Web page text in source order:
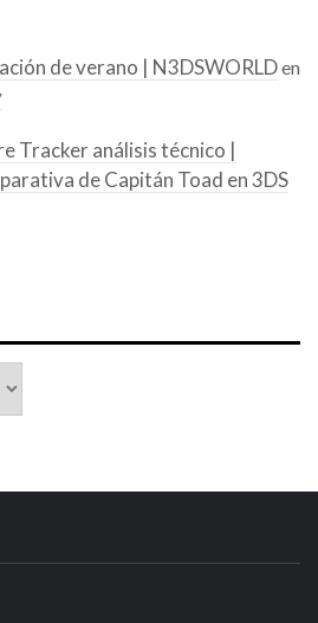
de verano | N3DSWORLDen
Tracker análisis técnico |
de Capitán Toad en 3DS